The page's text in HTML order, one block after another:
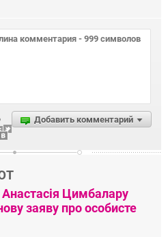
Добавить комментарий
Анастасія Цимбалару
заяву про особисте